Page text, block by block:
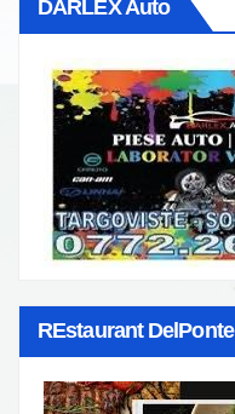
DARLEX Auto
REstaurant DelPonte